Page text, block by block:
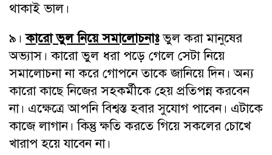
থাকাই ভাল।
৯।কারো ভুল নিয়ে সমালোচনাঃভুল করা মানুষের
অভ্যাস। কারো ভুল ধরা পড়ে গেলে সেটা নিয়ে
সমালোচনা না করে গোপনে তাকে জানিয়ে দিন। অন্য
কারো কাছে নিজের সহকর্মীকে হেয় প্রতিপন্ন করবেন
না। এক্ষেত্রে আপনি বিশ্বস্ত হবার সুযোগ পাবেন। এটাকে
কাজে লাগান। কিন্তু ক্ষতি করতে গিয়ে সকলের চোখে
খারাপ হয়ে যাবেন না।